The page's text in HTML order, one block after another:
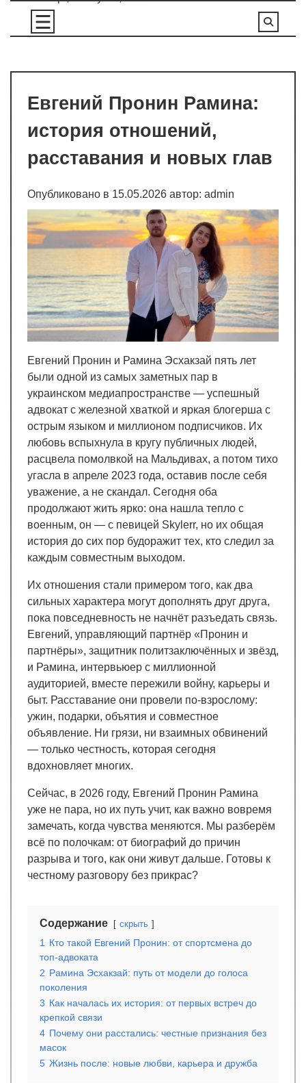
Перейти
содержимому
Евгений Пронин Рамина:
история отношений,
расставания и новых глав
Опубликовано в 15.05.2026 автор: admin
Евгений Пронин и Рамина Эсхакзай пять лет
были одной из самых заметных пар в
украинском медиапространстве — успешный
адвокат с железной хваткой и яркая блогерша с
острым языком и миллионом подписчиков. Их
любовь вспыхнула в кругу публичных людей,
расцвела помолвкой на Мальдивах, а потом тихо
угасла в апреле 2023 года, оставив после себя
уважение, а не скандал. Сегодня оба
продолжают жить ярко: она нашла тепло с
военным, он — с певицей Skylerr, но их общая
история до сих пор будоражит тех, кто следил за
каждым совместным выходом.
Их отношения стали примером того, как два
сильных характера могут дополнять друг друга,
пока повседневность не начнёт разъедать связь.
Евгений, управляющий партнёр «Пронин и
партнёры», защитник политзаключённых и звёзд,
и Рамина, интервьюер с миллионной
аудиторией, вместе пережили войну, карьеры и
быт. Расставание они провели по-взрослому:
ужин, подарки, объятия и совместное
объявление. Ни грязи, ни взаимных обвинений
— только честность, которая сегодня
вдохновляет многих.
Сейчас, в 2026 году, Евгений Пронин Рамина
уже не пара, но их путь учит, как важно вовремя
замечать, когда чувства меняются. Мы разберём
всё по полочкам: от биографий до причин
разрыва и того, как они живут дальше. Готовы к
честному разговору без прикрас?
Содержание скрыть
1
Кто такой Евгений Пронин: от спортсмена до
топ-адвоката
2 Рамина Эсхакзай: путь от модели до голоса
поколения
3 Как началась их история: от первых встреч до
крепкой связи
4 Почему они расстались: честные признания без
масок
5 Жизнь после: новые любви, карьера и дружба